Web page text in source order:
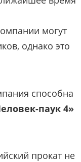
могут
однако это
способна
паук 4»
прокат не